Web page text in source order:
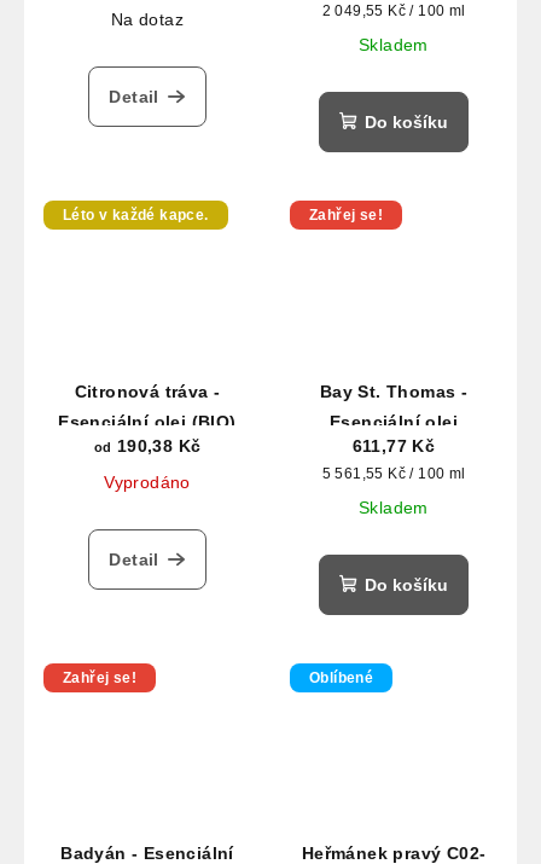
Na dotaz
Detail
Měrná
2 049,55 Kč / 100 ml
Skladem
Do košíku
Léto v každé kapce.
Citronová tráva -
Esenciální olej (BIO)
od 190,38 Kč
Vyprodáno
Detail
Zahřej se!
Bay St. Thomas -
Esenciální olej
611,77 Kč
Měrná
5 561,55 Kč / 100 ml
Skladem
Do košíku
Zahřej se!
Badyán - Esenciální
Oblíbené
Heřmánek pravý C02-